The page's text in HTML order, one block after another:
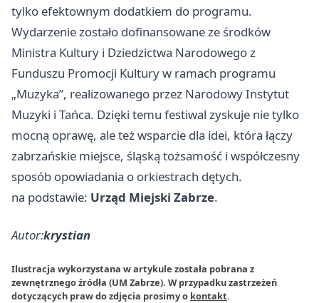
tylko efektownym dodatkiem do programu.
Wydarzenie zostało dofinansowane ze środków
Ministra Kultury i Dziedzictwa Narodowego z
Funduszu Promocji Kultury w ramach programu
„Muzyka”, realizowanego przez Narodowy Instytut
Muzyki i Tańca. Dzięki temu festiwal zyskuje nie tylko
mocną oprawę, ale też wsparcie dla idei, która łączy
zabrzańskie miejsce, śląską tożsamość i współczesny
sposób opowiadania o orkiestrach dętych.
na podstawie: Urząd Miejski Zabrze.
Autor:krystian
Ilustracja wykorzystana w artykule została pobrana z
zewnętrznego źródła (UM Zabrze). W przypadku zastrzeżeń
dotyczących praw do zdjęcia prosimy o kontakt.